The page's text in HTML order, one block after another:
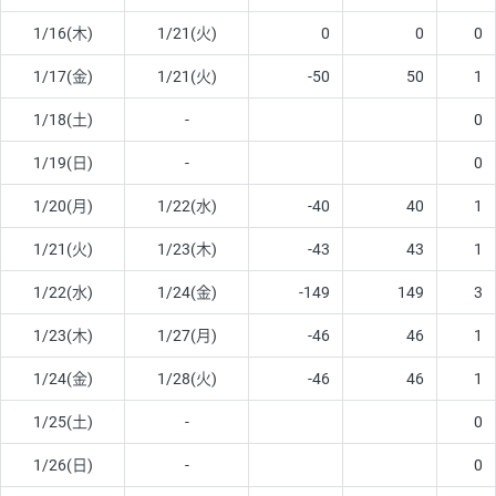
1/16(木) 1/21(火) 0 0 0
1/17(金) 1/21(火) -50 50 1
1/18(土) - 0
1/19(日) - 0
1/20(月) 1/22(水) -40 40 1
1/21(火) 1/23(木) -43 43 1
1/22(水) 1/24(金) -149 149 3
1/23(木) 1/27(月) -46 46 1
1/24(金) 1/28(火) -46 46 1
1/25(土) - 0
1/26(日) - 0